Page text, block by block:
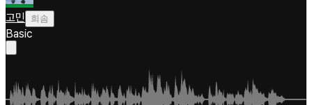
고민 희솜
Basic